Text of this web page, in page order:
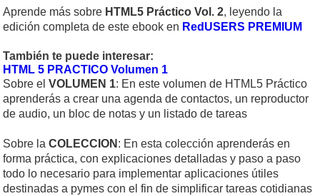
Aprende más sobre HTML5 Práctico Vol. 2, leyendo la
edición completa de este ebook en RedUSERS PREMIUM
También te puede interesar:
HTML 5 PRACTICO Volumen 1
Sobre el VOLUMEN 1: En este volumen de HTML5 Práctico
aprenderás a crear una agenda de contactos, un reproductor
de audio, un bloc de notas y un listado de tareas
Sobre la COLECCION : En esta colección aprenderás en
forma práctica, con explicaciones detalladas y paso a paso
todo lo necesario para implementar aplicaciones útiles
destinadas a pymes con el fin de simplificar tareas cotidianas